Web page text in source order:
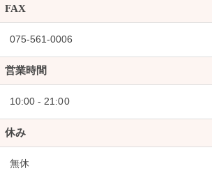
FAX
075-561-0006
営業時間
10:00 - 21:00
休み
無休